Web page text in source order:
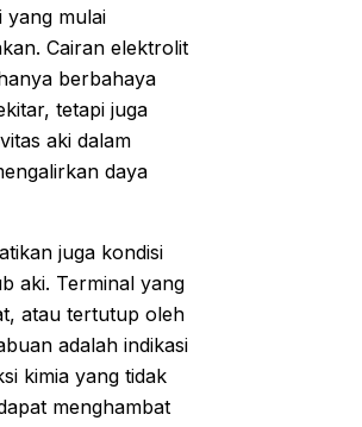
yang mulai
Cairan elektrolit
berbahaya
tetapi juga
aki dalam
daya
juga kondisi
aki. Terminal yang
atau tertutup oleh
adalah indikasi
kimia yang tidak
menghambat